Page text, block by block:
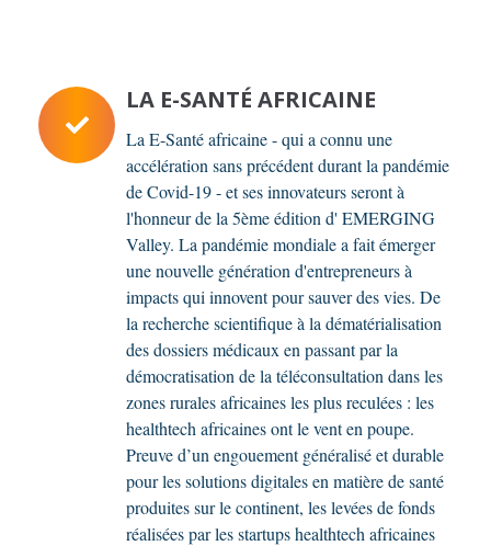
LA E-SANTÉ AFRICAINE
La E-Santé africaine - qui a connu une
accélération sans précédent durant la pandémie
de Covid-19 - et ses innovateurs seront à
l'honneur de la 5ème édition d' EMERGING
Valley. La pandémie mondiale a fait émerger
une nouvelle génération d'entrepreneurs à
impacts qui innovent pour sauver des vies. De
la recherche scientifique à la dématérialisation
des dossiers médicaux en passant par la
démocratisation de la téléconsultation dans les
zones rurales africaines les plus reculées : les
healthtech africaines ont le vent en poupe.
Preuve d’un engouement généralisé et durable
pour les solutions digitales en matière de santé
produites sur le continent, les levées de fonds
réalisées par les startups healthtech africaines